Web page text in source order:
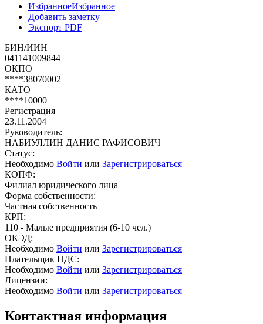
ИзбранноеИзбранное
Добавить заметку
Экспорт PDF
БИН/ИИН
041141009844
ОКПО
****38070002
КАТО
****10000
Регистрация
23.11.2004
Руководитель:
НАБИУЛЛИН ДАНИС РАФИСОВИЧ
Статус:
Необходимо Войти или Зарегистрироваться
КОПФ:
Филиал юридического лица
Форма собственности:
Частная собственность
КРП:
110 - Малые предприятия (6-10 чел.)
ОКЭД:
Необходимо Войти или Зарегистрироваться
Плательщик НДС:
Необходимо Войти или Зарегистрироваться
Лицензии:
Необходимо Войти или Зарегистрироваться
Контактная информация